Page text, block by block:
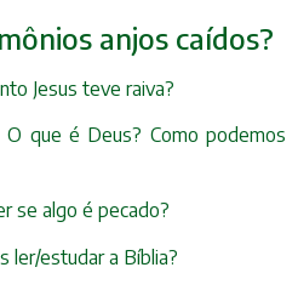
anjos caídos?
Jesus teve raiva?
O que é Deus? Como podemos
se algo é pecado?
ler/estudar a Bíblia?